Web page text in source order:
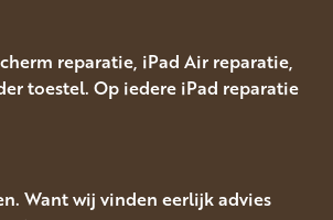
reparatie, iPad Air reparatie,
toestel. Op iedere iPad reparatie
Want wij vinden eerlijk advies